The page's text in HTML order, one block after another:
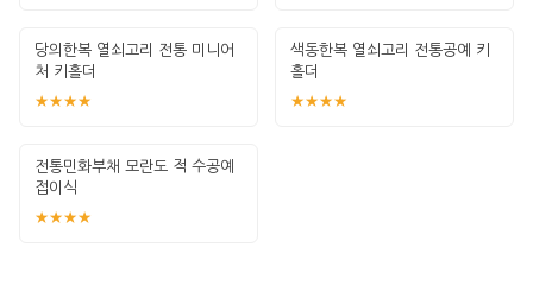
당의한복 열쇠고리 전통 미니어
처 키홀더
★★★★
색동한복 열쇠고리 전통공예 키
홀더
★★★★
전통민화부채 모란도 적 수공예
접이식
★★★★